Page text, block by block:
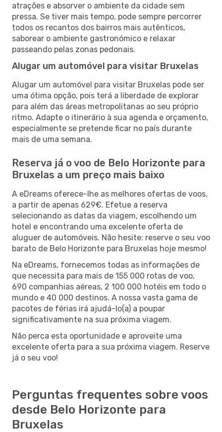
atrações e absorver o ambiente da cidade sem
pressa. Se tiver mais tempo, pode sempre percorrer
todos os recantos dos bairros mais autênticos,
saborear o ambiente gastronómico e relaxar
passeando pelas zonas pedonais.
Alugar um automóvel para visitar Bruxelas
Alugar um automóvel para visitar Bruxelas pode ser
uma ótima opção, pois terá a liberdade de explorar
para além das áreas metropolitanas ao seu próprio
ritmo. Adapte o itinerário à sua agenda e orçamento,
especialmente se pretende ficar no país durante
mais de uma semana.
Reserva já o voo de Belo Horizonte para
Bruxelas a um preço mais baixo
A eDreams oferece-lhe as melhores ofertas de voos,
a partir de apenas 629€. Efetue a reserva
selecionando as datas da viagem, escolhendo um
hotel e encontrando uma excelente oferta de
aluguer de automóveis. Não hesite: reserve o seu voo
barato de Belo Horizonte para Bruxelas hoje mesmo!
Na eDreams, fornecemos todas as informações de
que necessita para mais de 155 000 rotas de voo,
690 companhias aéreas, 2 100 000 hotéis em todo o
mundo e 40 000 destinos. A nossa vasta gama de
pacotes de férias irá ajudá-lo(a) a poupar
significativamente na sua próxima viagem.
Não perca esta oportunidade e aproveite uma
excelente oferta para a sua próxima viagem. Reserve
já o seu voo!
Perguntas frequentes sobre voos
desde Belo Horizonte para
Bruxelas